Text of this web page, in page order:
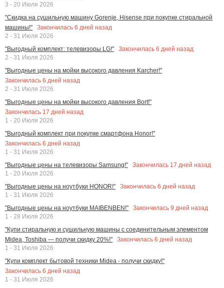
3 - 20 Июля 2026
"Скидка на сушильную машину Gorenje, Hisense при покупке стиральной
машины!"
Закончилась 6 дней назад
2 - 31 Июля 2026
"Выгодный комплект: телевизоры LG!"
Закончилась 6 дней назад
2 - 31 Июля 2026
"Выгодные цены на мойки высокого давления Karcher!"
Закончилась 6 дней назад
2 - 31 Июля 2026
"Выгодные цены на мойки высокого давления Bort!"
Закончилась 17 дней назад
1 - 20 Июля 2026
"Выгодный комплект при покупке смартфона Honor!"
Закончилась 6 дней назад
1 - 31 Июля 2026
"Выгодные цены на телевизоры Samsung!"
Закончилась 17 дней назад
1 - 20 Июля 2026
"Выгодные цены на ноутбуки HONOR!"
Закончилась 6 дней назад
1 - 31 Июля 2026
"Выгодные цены на ноутбуки MAIBENBEN!"
Закончилась 9 дней назад
1 - 28 Июля 2026
"Купи стиральную и сушильную машины с соединительным элементом
Midea, Toshiba — получи скидку 20%!"
Закончилась 6 дней назад
1 - 31 Июля 2026
"Купи комплект бытовой техники Midea - получи скидку!"
Закончилась 6 дней назад
1 - 31 Июля 2026